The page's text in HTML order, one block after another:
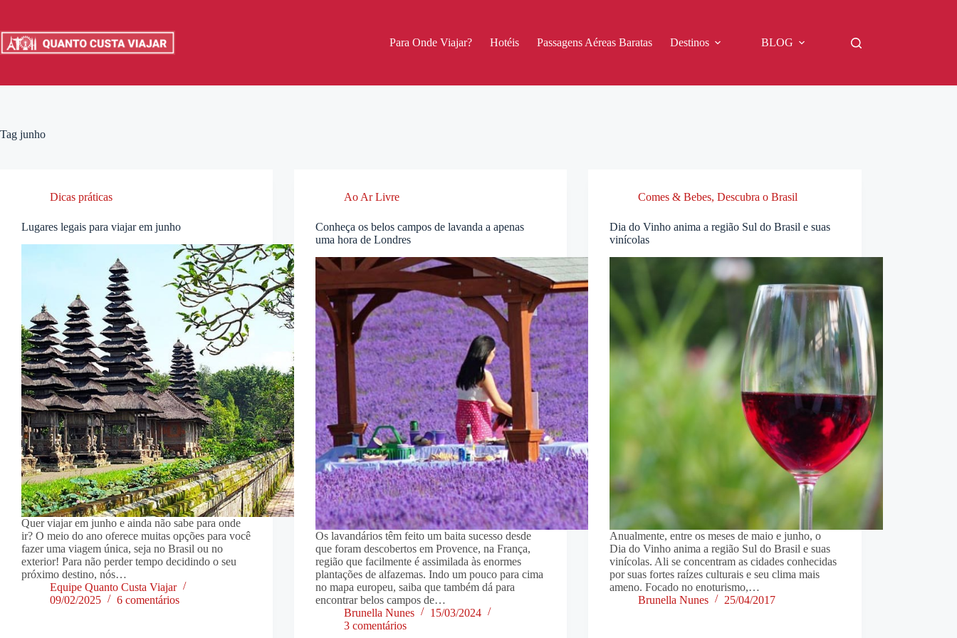
o
conteúdo
Para Onde Viajar? Hotéis Passagens Aéreas Baratas Destinos BLOG
Tag junho
Dicas práticas
Lugares legais para viajar em junho
Quer viajar em junho e ainda não sabe para onde
ir? O meio do ano oferece muitas opções para você
fazer uma viagem única, seja no Brasil ou no
exterior! Para não perder tempo decidindo o seu
próximo destino, nós…
Equipe Quanto Custa Viajar
09/02/2025
6 comentários
Ao Ar Livre
Conheça os belos campos de lavanda a apenas
uma hora de Londres
Os lavandários têm feito um baita sucesso desde
que foram descobertos em Provence, na França,
região que facilmente é assimilada às enormes
plantações de alfazemas. Indo um pouco para cima
no mapa europeu, saiba que também dá para
encontrar belos campos de…
Brunella Nunes
15/03/2024
3 comentários
Comes & Bebes,Descubra o Brasil
Dia do Vinho anima a região Sul do Brasil e suas
vinícolas
Anualmente, entre os meses de maio e junho, o
Dia do Vinho anima a região Sul do Brasil e suas
vinícolas. Ali se concentram as cidades conhecidas
por suas fortes raízes culturais e seu clima mais
ameno. Focado no enoturismo,…
Brunella Nunes
25/04/2017